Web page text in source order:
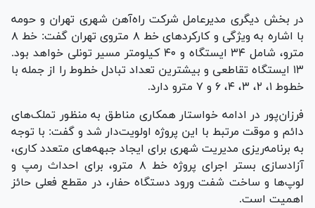
در بخش دیگری مدیرعامل شرکت راه‌آهن شهری تهران و حومه
با اشاره به ویژگی و کارکرد‌های خط ۸ متروی تهران گفت: خط ۸
مترو، شامل ۳۴ ایستگاه و ۴۰ کیلومتر مسیر تونلی خواهد بود.
۱۳ ایستگاه تقاطعی و بیشترین تعداد تبادل خطوط را از جمله با
خطوط ۱، ۲، ۳، ۴، ۶ و ۷ مترو دارد.
فرزان‌پور در ادامه خواستار همکاری مناطق به منظور تملک‌های
دائم و موقت مرتبط با این پروژه اولویت‌دار شد و گفت: با توجه
به برنامه‌ریزی مدیریت شهری برای ایجاد جبهه‌های متعدد کاری،
آزادسازی بستر اجرای پروژه خط ۸ مترو، برای احداث رمپ و
لوپ‌ها و ساخت شفت ورود دستگاه حفار، در مقطع فعلی حائز
اهمیت است.